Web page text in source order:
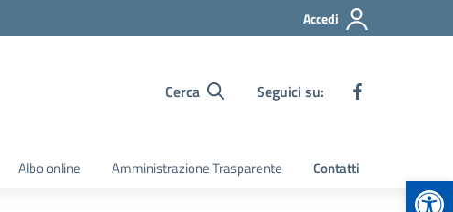
Accedi
Cerca Seguici su:
Albo online Amministrazione Trasparente Contatti